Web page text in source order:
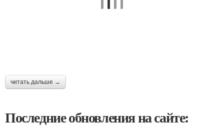
читать дальше →
Последние обновления на сайте: